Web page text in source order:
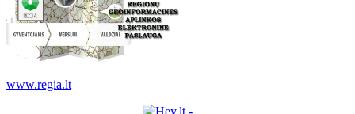
www.regia.lt